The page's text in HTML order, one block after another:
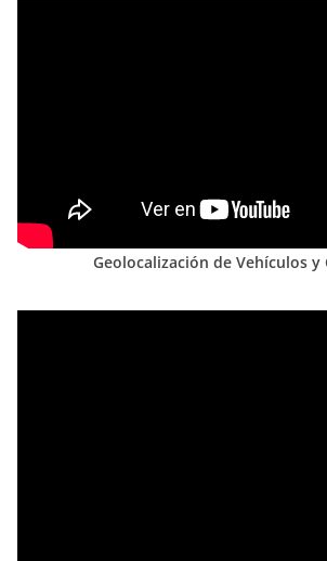
Geolocalización de Vehículos y